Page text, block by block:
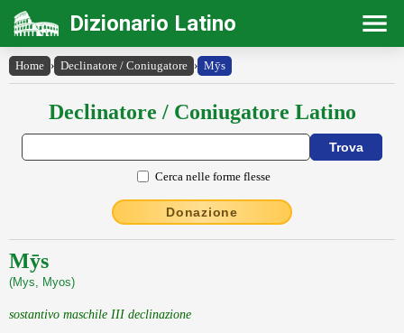
Dizionario Latino
Home › Declinatore / Coniugatore › Mȳs
Declinatore / Coniugatore Latino
Cerca nelle forme flesse
Donazione
Mȳs
(Mys, Myos)
sostantivo maschile III declinazione